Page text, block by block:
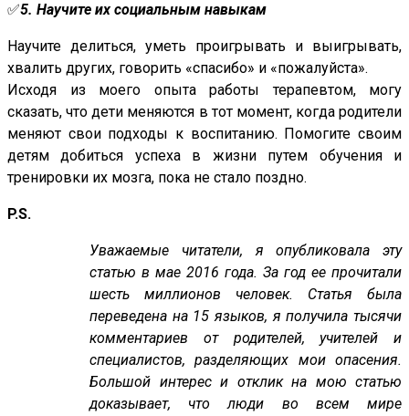
✅5. Научите их социальным навыкам
Научите делиться, уметь проигрывать и выигрывать,
хвалить других, говорить «спасибо» и «пожалуйста».
Исходя из моего опыта работы терапевтом, могу
сказать, что дети меняются в тот момент, когда родители
меняют свои подходы к воспитанию. Помогите своим
детям добиться успеха в жизни путем обучения и
тренировки их мозга, пока не стало поздно.
P.S.
Уважаемые читатели, я опубликовала эту
статью в мае 2016 года. За год ее прочитали
шесть миллионов человек. Статья была
переведена на 15 языков, я получила тысячи
комментариев от родителей, учителей и
специалистов, разделяющих мои опасения.
Большой интерес и отклик на мою статью
доказывает, что люди во всем мире